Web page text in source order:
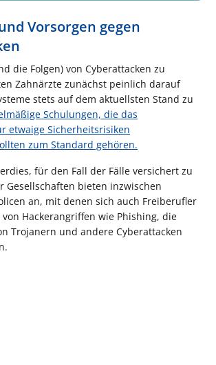
Vorsorgen gegen
die Folgen) von Cyberattacken zu
Zahnärzte zunächst peinlich darauf
stets auf dem aktuellsten Stand zu
Schulungen, die das
etwaige Sicherheitsrisiken
zum Standard gehören.
für den Fall der Fälle versichert zu
Gesellschaften bieten inzwischen
an, mit denen sich auch Freiberufler
von Hackerangriffen wie Phishing, die
Trojanern und andere Cyberattacken